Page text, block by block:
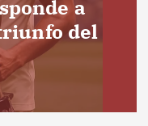
a
del